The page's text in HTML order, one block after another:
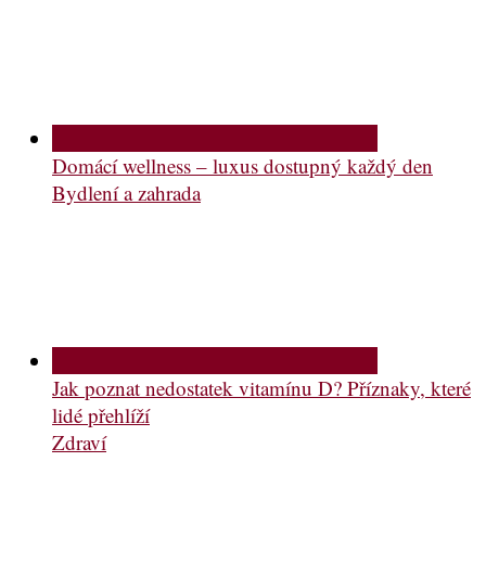
Domácí wellness – luxus dostupný každý den
Bydlení a zahrada
Jak poznat nedostatek vitamínu D? Příznaky, které
lidé přehlíží
Zdraví